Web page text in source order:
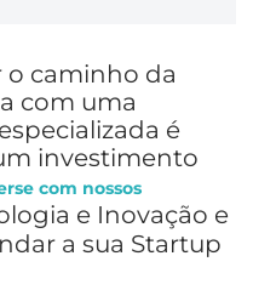
o caminho da
com uma
é
investimento
com nossos
e Inovação e
a sua Startup